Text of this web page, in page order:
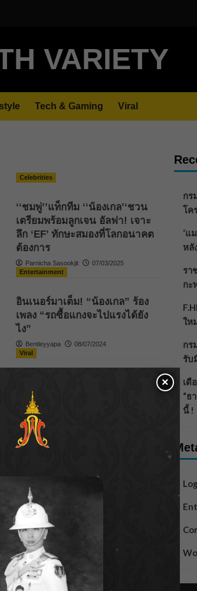
VARIETY
Tech & Gaming Viral
Celebrities
‘‘ชมพู่’’แท็กทีม ‘‘น้องเกล’‘ชวน
เตรียมพร้อมลูกเจน อัลฟา! เจาะ
ลึก ‘EF’ ทักษะสมองที่โลกอนาคต
ต้องการ
Parnicha Sasookjit
07/03/2025
Entertainment
อินเนอร์มาเต็ม! “น้องเกล” ร้อง
เพลง “รถซื้อแกงจะไปแรงได้ยัง
ไง”
Bentleyyapa
08/07/2024
Viral
เป็ดเหมือนมาก น่ารักสุด ๆ
Bentleyyapa
กร
โค
‘แ
หลั
รา
กะ
ให
กร
รับ
เดื
“ธ
นี้ !
×